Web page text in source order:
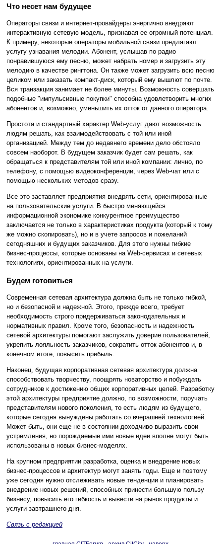
Что несет нам будущее
Операторы связи и интернет-провайдеры энергично внедряют
интерактивную сетевую модель, признавая ее огромный потенциал.
К примеру, некоторые операторы мобильной связи предлагают
услугу узнавания мелодии. Абонент, услышав по радио
понравившуюся ему песню, может набрать номер и загрузить эту
мелодию в качестве рингтона. Он также может загрузить всю песню
целиком или заказать компакт-диск, который ему вышлют по почте.
Вся транзакция занимает не более минуты. Возможность совершать
подобные "импульсивные покупки" способна удовлетворить многих
абонентов и, возможно, уменьшить их отток от данного оператора.
Простота и стандартный характер Web-услуг дают возможность
людям решать, как взаимодействовать с той или иной
организацией. Между тем до недавнего времени дело обстояло
совсем наоборот. В будущем заказчик будет сам решать, как
обращаться к представителям той или иной компании: лично, по
телефону, с помощью видеоконференции, через Web-чат или с
помощью нескольких методов сразу.
Все это заставляет предприятия внедрять сети, ориентированные
на пользовательские услуги. В быстро меняющейся
информационной экономике конкурентное преимущество
заключается не только в характеристиках продукта (который к тому
же можно скопировать), но и в учете запросов и пожеланий
сегодняшних и будущих заказчиков. Для этого нужны гибкие
бизнес-процессы, которые основаны на Web-сервисах и сетевых
технологиях, ориентированных на услуги.
Будем готовиться
Современная сетевая архитектура должна быть не только гибкой,
но и безопасной и надежной. Этого, прежде всего, требует
необходимость строго придерживаться законодательных и
нормативных правил. Кроме того, безопасность и надежность
сетевой архитектуры помогают заслужить доверие пользователей,
укрепить лояльность заказчиков, сократить отток абонентов и, в
конечном итоге, повысить прибыль.
Наконец, будущая корпоративная сетевая архитектура должна
способствовать творчеству, поощрять новаторство и побуждать
сотрудников к достижению общих корпоративных целей. Разработку
этой архитектуры предприятие должно, по возможности, поручать
представителям нового поколения, то есть людям из будущего,
которые сегодня вынуждены работать со вчерашней технологией.
Может быть, они еще не в состоянии доходчиво выразить свои
устремления, но порождаемые ими новые идеи вполне могут быть
использованы в новых бизнес-моделях.
На крупном предприятии разработка, оценка и внедрение новых
бизнес-процессов и архитектур могут занять годы. Еще и поэтому
уже сегодня нужно отслеживать новые тенденции и планировать
внедрение новых решений, способных принести большую пользу
бизнесу, повысить его гибкость и вывести на рынок продукты и
услуги завтрашнего дня.
Связь с редакцией